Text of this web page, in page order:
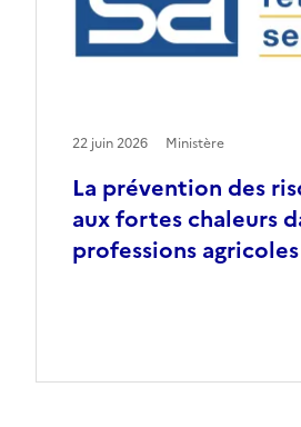
La prévention des
aux fortes chaleurs
professions agricoles
22 juin 2026 Ministère